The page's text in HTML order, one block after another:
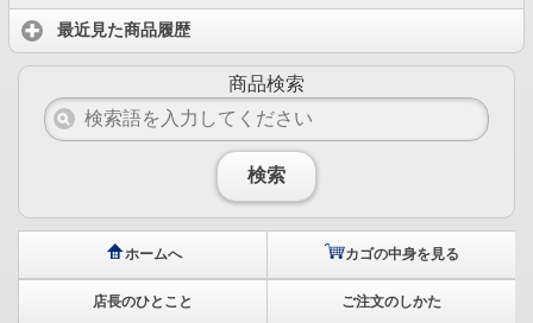
最近見た商品履歴
商品検索
検索
ホームへ カゴの中身を見る
店長のひとこと ご注文のしかた